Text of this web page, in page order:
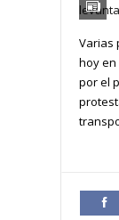
Varias
hoy en
por el